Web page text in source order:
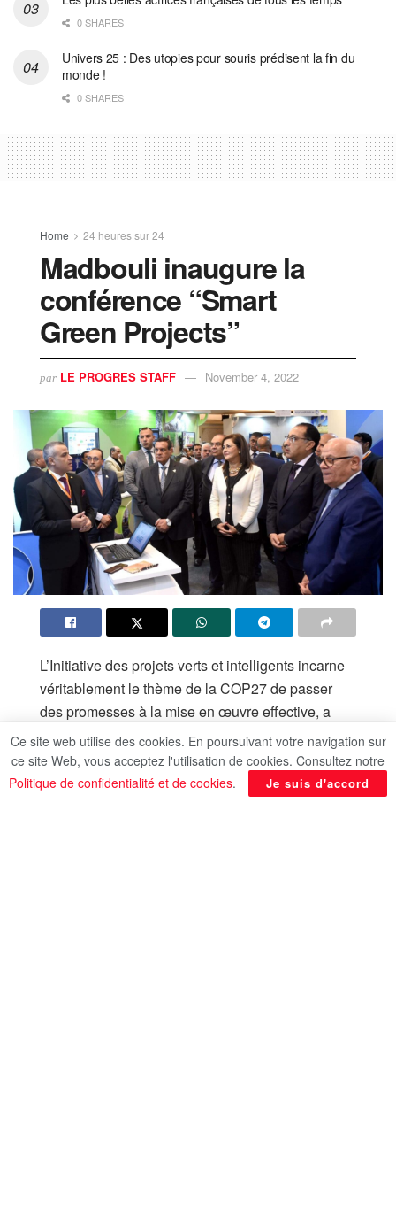
0 SHARES
Univers 25 : Des utopies pour souris prédisent la fin du
monde !
0 SHARES
Home 24 heures sur 24
Madbouli inaugure la
conférence “Smart
Green Projects”
par LE PROGRES STAFF November 4, 2022
L’Initiative des projets verts et intelligents incarne
véritablement le thème de la COP27 de passer
des promesses à la mise en œuvre effective, a
déclaré hier jeudi le Premier ministre Moustafa
Madbouli. La Conférence des Etats parties à la
Conventioncadre des Nations Unies sur les
changements climatiques (COP27), en Egypte, se
Ce site web utilise des cookies. En poursuivant votre navigation sur
ce site Web, vous acceptez l'utilisation de cookies. Consultez notre
Politique de confidentialité et de cookies. Je suis d'accord